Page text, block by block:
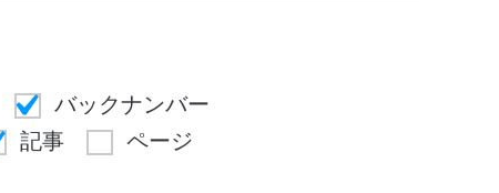
バックナンバー
記事 ページ